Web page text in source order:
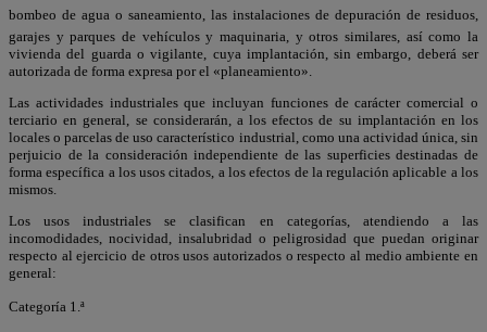
bombeo de agua o saneamiento, las instalaciones de depuración de residuos,
garajes y parques de vehículos y maquinaria, y otros similares, así como la
vivienda del guarda o vigilante, cuya implantación, sin embargo, deberá ser
autorizada de forma expresa por el «planeamiento».
Las actividades industriales que incluyan funciones de carácter comercial o
terciario en general, se considerarán, a los efectos de su implantación en los
locales o parcelas de uso característico industrial, como una actividad única, sin
perjuicio de la consideración independiente de las superficies destinadas de
forma específica a los usos citados, a los efectos de la regulación aplicable a los
mismos.
Los usos industriales se clasifican en categorías, atendiendo a las
incomodidades, nocividad, insalubridad o peligrosidad que puedan originar
respecto al ejercicio de otros usos autorizados o respecto al medio ambiente en
general:
Categoría 1.ª